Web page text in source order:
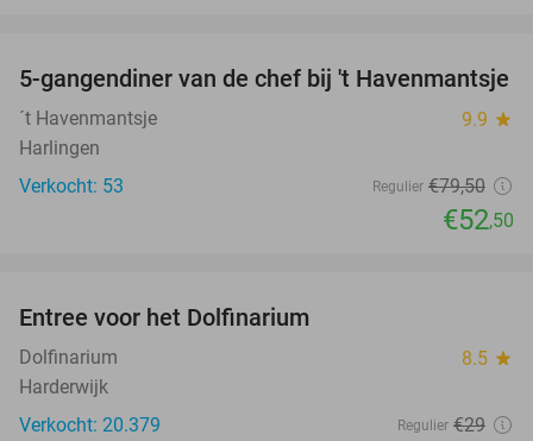
34%
NEW
TODAY
5-gangendiner van de chef bij 't Havenmantsje
´t Havenmantsje 9.9 star
Harlingen
Verkocht: 53
Regulier €79,50
€52,50
Entree voor het Dolfinarium
Dolfinarium 8.5 star
Harderwijk
Verkocht: 20.379
Regulier €29